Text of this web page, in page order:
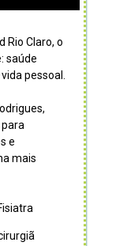
Rio Claro, o
saúde
pessoal.
e
mais